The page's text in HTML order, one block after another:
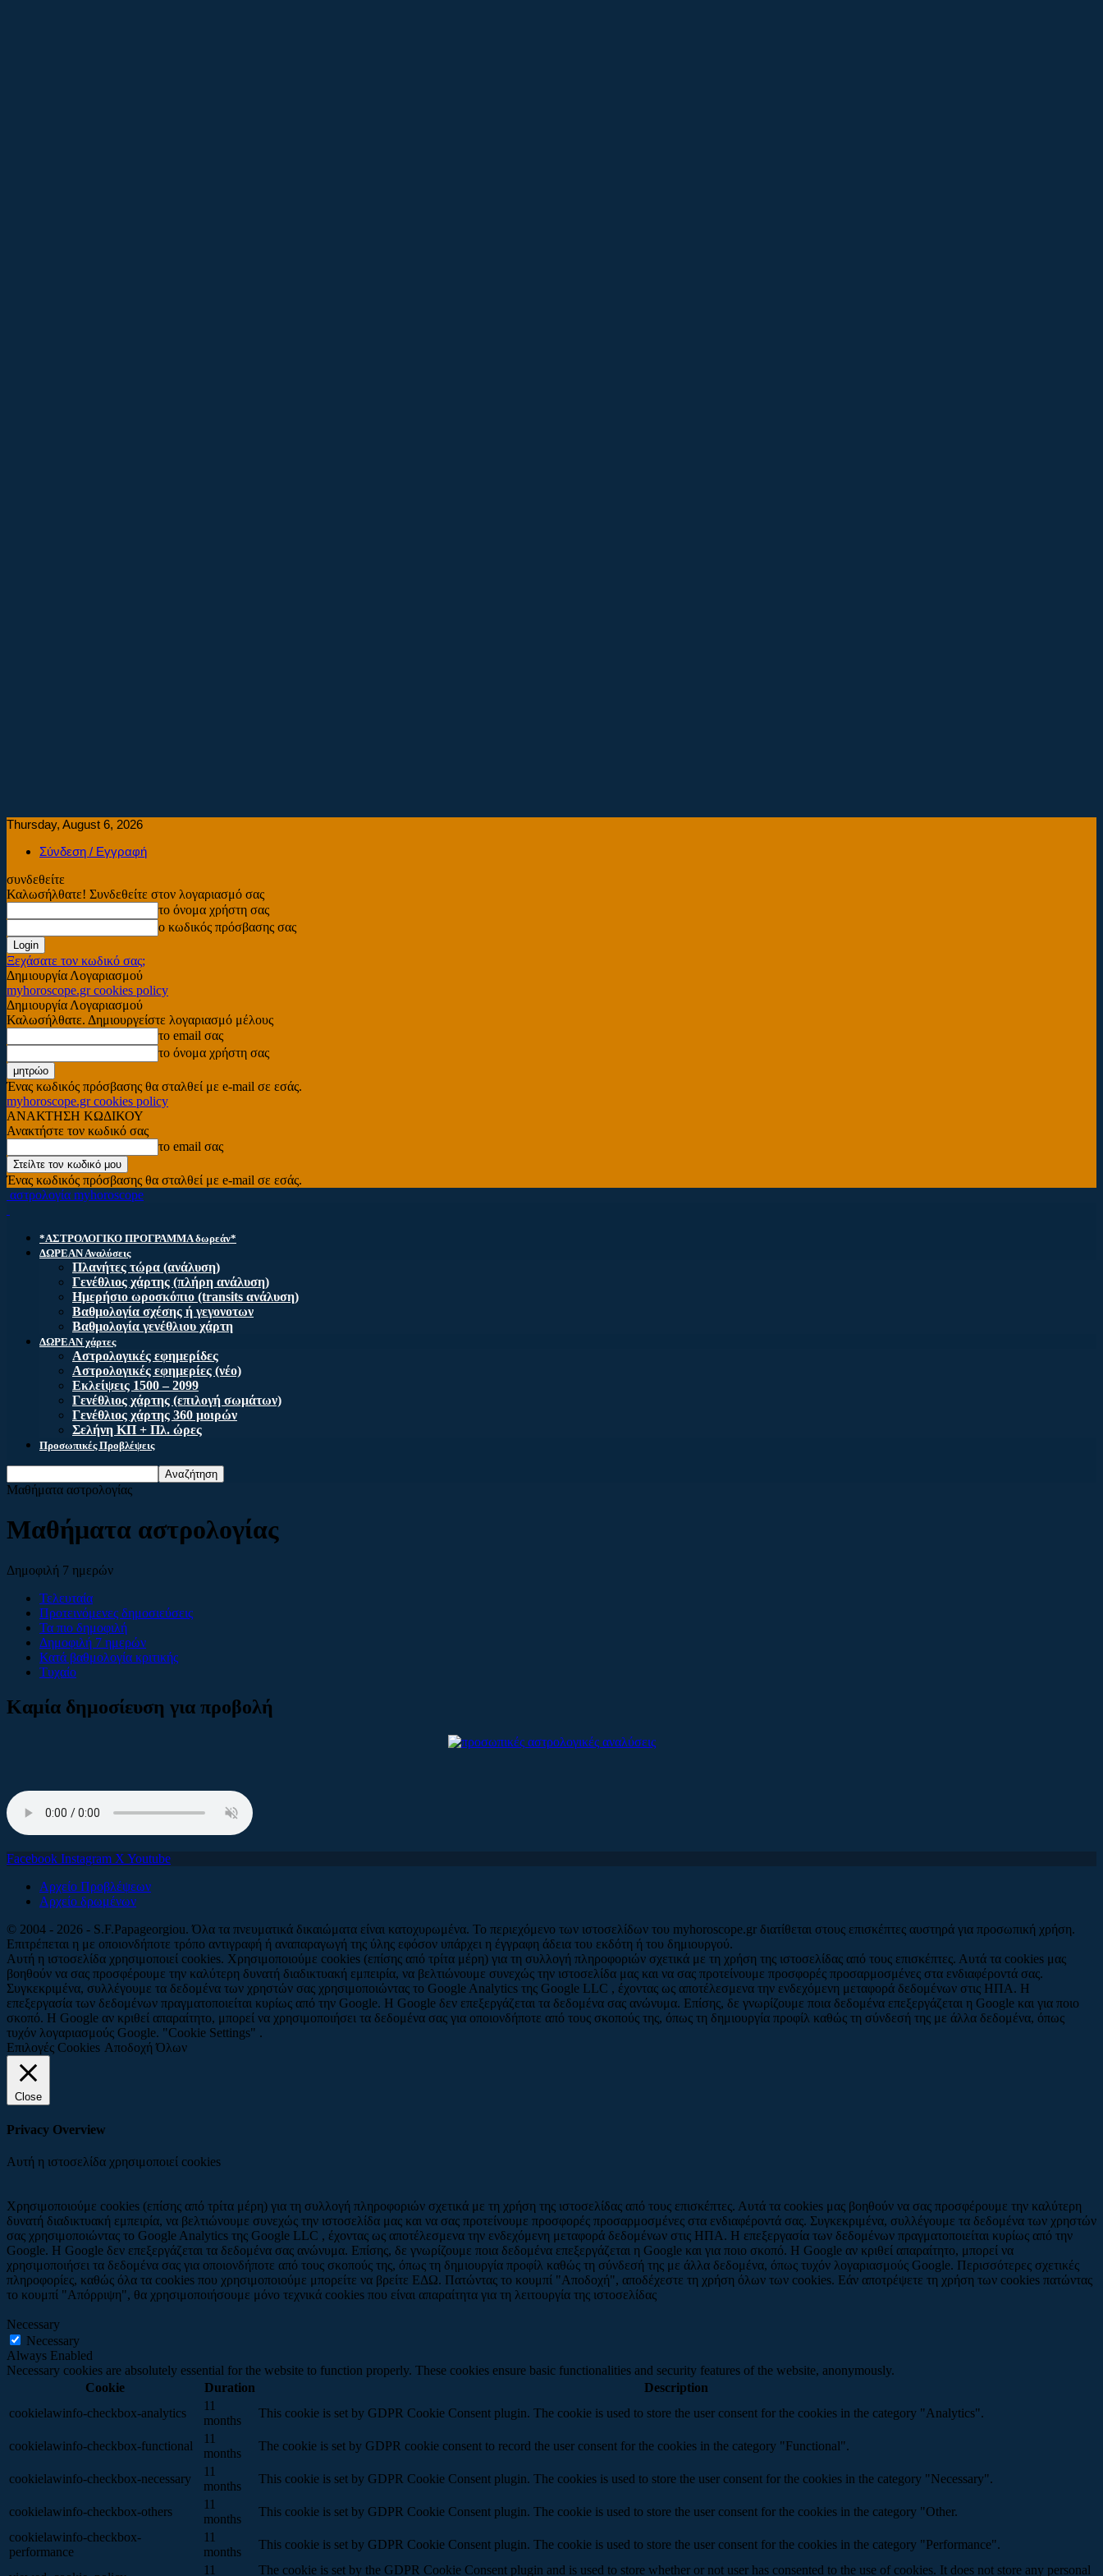
Thursday, August 6, 2026
Σύνδεση / Εγγραφή
συνδεθείτε
Καλωσήλθατε! Συνδεθείτε στον λογαριασμό σας
το όνομα χρήστη σας
ο κωδικός πρόσβασης σας
Ξεχάσατε τον κωδικό σας;
Δημιουργία Λογαριασμού
myhoroscope.gr cookies policy
Δημιουργία Λογαριασμού
Καλωσήλθατε. Δημιουργείστε λογαριασμό μέλους
το email σας
το όνομα χρήστη σας
Ένας κωδικός πρόσβασης θα σταλθεί με e-mail σε εσάς.
myhoroscope.gr cookies policy
ΑΝΑΚΤΗΣΗ ΚΩΔΙΚΟΥ
Ανακτήστε τον κωδικό σας
το email σας
Ένας κωδικός πρόσβασης θα σταλθεί με e-mail σε εσάς.
αστρολογία myhoroscope
*ΑΣΤΡΟΛΟΓΙΚΟ ΠΡΟΓΡΑΜΜΑ δωρεάν*
ΔΩΡΕΑΝ Αναλύσεις
Πλανήτες τώρα (ανάλυση)
Γενέθλιος χάρτης (πλήρη ανάλυση)
Ημερήσιο ωροσκόπιο (transits ανάλυση)
Βαθμολογία σχέσης ή γεγονοτων
Βαθμολογία γενέθλιου χάρτη
ΔΩΡΕΑΝ χάρτες
Αστρολογικές εφημερίδες
Αστρολογικές εφημερίες (νέο)
Εκλείψεις 1500 – 2099
Γενέθλιος χάρτης (επιλογή σωμάτων)
Γενέθλιος χάρτης 360 μοιρών
Σελήνη ΚΠ + Πλ. ώρες
Προσωπικές Προβλέψεις
Μαθήματα αστρολογίας
Μαθήματα αστρολογίας
Δημοφιλή 7 ημερών
Τελευταία
Προτεινόμενες δημοσιεύσεις
Τα πιο δημοφιλή
Δημοφιλή 7 ημερών
Κατά βαθμολογία κριτικής
Τυχαίο
Καμία δημοσίευση για προβολή
Facebook Instagram X Youtube
Αρχείο Προβλέψεων
Αρχείο δρωμένων
© 2004 - 2026 - S.F.Papageorgiou. Όλα τα πνευματικά δικαιώματα είναι κατοχυρωμένα. Το περιεχόμενο των ιστοσελίδων του myhoroscope.gr διατίθεται στους επισκέπτες αυστηρά για προσωπική χρήση.
Επιτρέπεται η με οποιονδήποτε τρόπο αντιγραφή ή αναπαραγωγή της ύλης εφόσον υπάρχει η έγγραφη άδεια του εκδότη ή του δημιουργού.
Αυτή η ιστοσελίδα χρησιμοποιεί cookies. Χρησιμοποιούμε cookies (επίσης από τρίτα μέρη) για τη συλλογή πληροφοριών σχετικά με τη χρήση της ιστοσελίδας από τους επισκέπτες. Αυτά τα cookies μας
βοηθούν να σας προσφέρουμε την καλύτερη δυνατή διαδικτυακή εμπειρία, να βελτιώνουμε συνεχώς την ιστοσελίδα μας και να σας προτείνουμε προσφορές προσαρμοσμένες στα ενδιαφέροντά σας.
Συγκεκριμένα, συλλέγουμε τα δεδομένα των χρηστών σας χρησιμοποιώντας το Google Analytics της Google LLC , έχοντας ως αποτέλεσμενα την ενδεχόμενη μεταφορά δεδομένων στις ΗΠΑ. Η
επεξεργασία των δεδομένων πραγματοποιείται κυρίως από την Google. Η Google δεν επεξεργάζεται τα δεδομένα σας ανώνυμα. Επίσης, δε γνωρίζουμε ποια δεδομένα επεξεργάζεται η Google και για ποιο
σκοπό. Η Google αν κριθεί απαραίτητο, μπορεί να χρησιμοποιήσει τα δεδομένα σας για οποιονδήποτε από τους σκοπούς της, όπως τη δημιουργία προφίλ καθώς τη σύνδεσή της με άλλα δεδομένα, όπως
τυχόν λογαριασμούς Google. "Cookie Settings" .
Επιλογές Cookies Αποδοχή Όλων
Close
Privacy Overview
Αυτή η ιστοσελίδα χρησιμοποιεί cookies
Χρησιμοποιούμε cookies (επίσης από τρίτα μέρη) για τη συλλογή πληροφοριών σχετικά με τη χρήση της ιστοσελίδας από τους επισκέπτες. Αυτά τα cookies μας βοηθούν να σας προσφέρουμε την καλύτερη
δυνατή διαδικτυακή εμπειρία, να βελτιώνουμε συνεχώς την ιστοσελίδα μας και να σας προτείνουμε προσφορές προσαρμοσμένες στα ενδιαφέροντά σας. Συγκεκριμένα, συλλέγουμε τα δεδομένα των χρηστών
σας χρησιμοποιώντας το Google Analytics της Google LLC , έχοντας ως αποτέλεσμενα την ενδεχόμενη μεταφορά δεδομένων στις ΗΠΑ. Η επεξεργασία των δεδομένων πραγματοποιείται κυρίως από την
Google. Η Google δεν επεξεργάζεται τα δεδομένα σας ανώνυμα. Επίσης, δε γνωρίζουμε ποια δεδομένα επεξεργάζεται η Google και για ποιο σκοπό. Η Google αν κριθεί απαραίτητο, μπορεί να
χρησιμοποιήσει τα δεδομένα σας για οποιονδήποτε από τους σκοπούς της, όπως τη δημιουργία προφίλ καθώς τη σύνδεσή της με άλλα δεδομένα, όπως τυχόν λογαριασμούς Google. Περισσότερες σχετικές
πληροφορίες, καθώς όλα τα cookies που χρησιμοποιούμε μπορείτε να βρείτε ΕΔΩ. Πατώντας το κουμπί "Αποδοχή", αποδέχεστε τη χρήση όλων των cookies. Εάν αποτρέψετε τη χρήση των cookies πατώντας
το κουμπί "Απόρριψη", θα χρησιμοποιήσουμε μόνο τεχνικά cookies που είναι απαραίτητα για τη λειτουργία της ιστοσελίδας
Necessary
Necessary
Always Enabled
Necessary cookies are absolutely essential for the website to function properly. These cookies ensure basic functionalities and security features of the website, anonymously.
Cookie
Duration
Description
cookielawinfo-checkbox-analytics
11
months
This cookie is set by GDPR Cookie Consent plugin. The cookie is used to store the user consent for the cookies in the category "Analytics".
cookielawinfo-checkbox-functional
11
months
The cookie is set by GDPR cookie consent to record the user consent for the cookies in the category "Functional".
cookielawinfo-checkbox-necessary
11
months
This cookie is set by GDPR Cookie Consent plugin. The cookies is used to store the user consent for the cookies in the category "Necessary".
cookielawinfo-checkbox-others
11
months
This cookie is set by GDPR Cookie Consent plugin. The cookie is used to store the user consent for the cookies in the category "Other.
cookielawinfo-checkbox-
performance
11
months
This cookie is set by GDPR Cookie Consent plugin. The cookie is used to store the user consent for the cookies in the category "Performance".
11 The cookie is set by the GDPR Cookie Consent plugin and is used to store whether or not user has consented to the use of cookies. It does not store any personal